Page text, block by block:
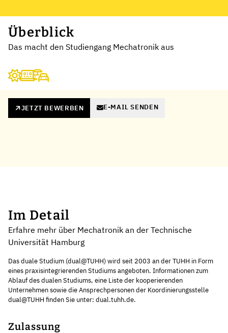
Überblick
Das macht den Studiengang Mechatronik aus
JETZT BEWERBEN E-MAIL SENDEN
Im Detail
Erfahre mehr über Mechatronik an der Technische
Universität Hamburg
Das duale Studium (dual@TUHH) wird seit 2003 an der TUHH in Form
eines praxisintegrierenden Studiums angeboten. Informationen zum
Ablauf des dualen Studiums, eine Liste der kooperierenden
Unternehmen sowie die Ansprechpersonen der Koordinierungsstelle
dual@TUHH finden Sie unter: dual.tuhh.de.
Zulassung